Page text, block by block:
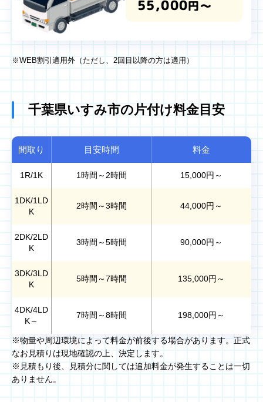
55,000円～
※WEB割引適用外（ただし、2回目以降の方は適用）
千葉県いすみ市の片付け料金目安
間取り 目安時間 料金
1R/1K 1時間～2時間 15,000円～
1DK/1LD
K
2時間～3時間 44,000円～
2DK/2LD
K
3時間～5時間 90,000円～
3DK/3LD
K
5時間～7時間 135,000円～
4DK/4LD
K～
7時間～8時間 198,000円～
※物量や周辺環境によって料金が前後する場合があります。正式
なお見積りは現地確認の上、決定します。
※見積もり後、見積分に関しては追加料金が発生することは一切
ありません。